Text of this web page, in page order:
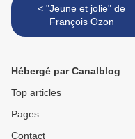
< "Jeune et jolie" de
François Ozon
Hébergé par Canalblog
Top articles
Pages
Contact